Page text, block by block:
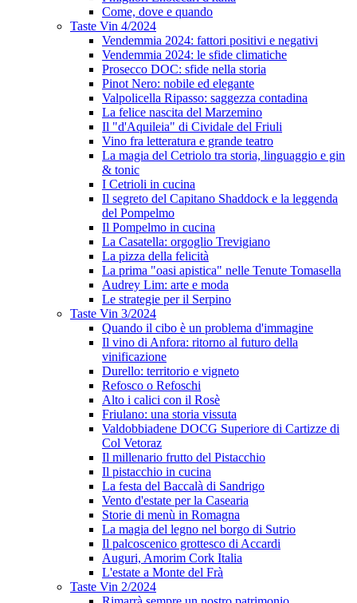
Come, dove e quando
Taste Vin 4/2024
Vendemmia 2024: fattori positivi e negativi
Vendemmia 2024: le sfide climatiche
Prosecco DOC: sfide nella storia
Pinot Nero: nobile ed elegante
Valpolicella Ripasso: saggezza contadina
La felice nascita del Marzemino
Il "d'Aquileia" di Cividale del Friuli
Vino fra letteratura e grande teatro
La magia del Cetriolo tra storia, linguaggio e gin
& tonic
I Cetrioli in cucina
Il segreto del Capitano Shaddock e la leggenda
del Pompelmo
Il Pompelmo in cucina
La Casatella: orgoglio Trevigiano
La pizza della felicità
La prima "oasi apistica" nelle Tenute Tomasella
Audrey Lim: arte e moda
Le strategie per il Serpino
Taste Vin 3/2024
Quando il cibo è un problema d'immagine
Il vino di Anfora: ritorno al futuro della
vinificazione
Durello: territorio e vigneto
Refosco o Refoschi
Alto i calici con il Rosè
Friulano: una storia vissuta
Valdobbiadene DOCG Superiore di Cartizze di
Col Vetoraz
Il millenario frutto del Pistacchio
Il pistacchio in cucina
La festa del Baccalà di Sandrigo
Vento d'estate per la Casearia
Storie di menù in Romagna
La magia del legno nel borgo di Sutrio
Il palcoscenico grottesco di Accardi
Auguri, Amorim Cork Italia
L'estate a Monte del Frà
Taste Vin 2/2024